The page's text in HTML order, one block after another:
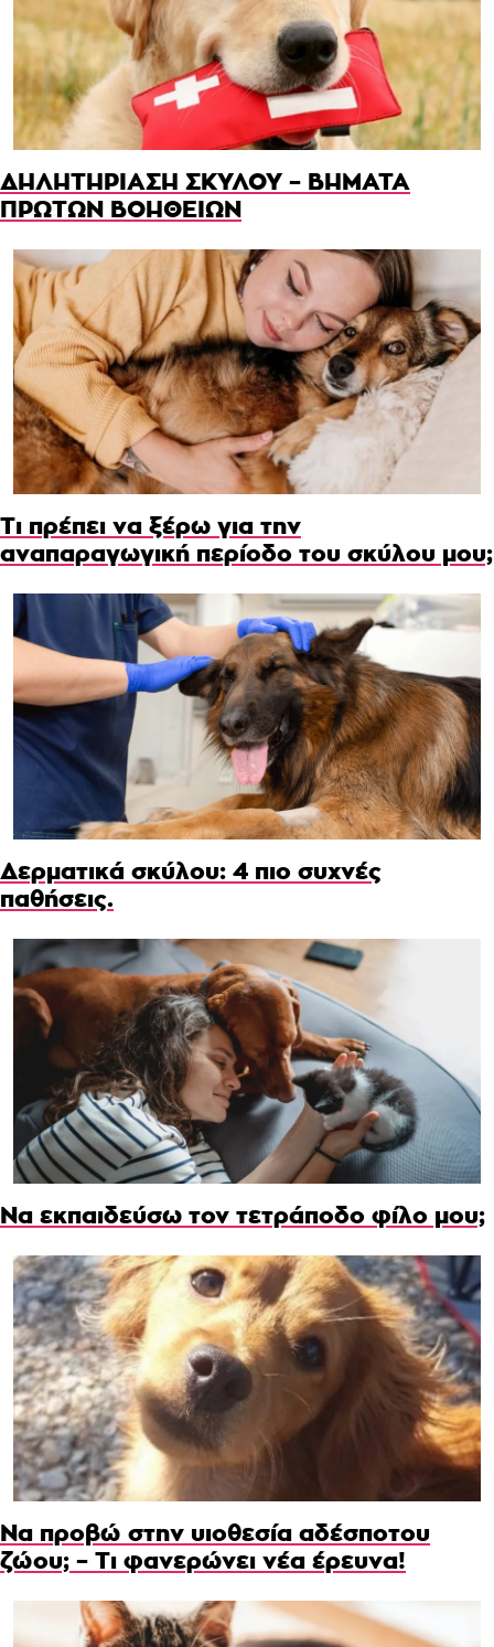
ΔΗΛΗΤΗΡΙΑΣΗ ΣΚΥΛΟΥ – ΒΗΜΑΤΑ
ΠΡΩΤΩΝ ΒΟΗΘΕΙΩΝ
Τι πρέπει να ξέρω για την
αναπαραγωγική περίοδο του σκύλου μου;
Δερματικά σκύλου: 4 πιο συχνές
παθήσεις.
Να εκπαιδεύσω τον τετράποδο φίλο μου;
Να προβώ στην υιοθεσία αδέσποτου
ζώου; – Τι φανερώνει νέα έρευνα!